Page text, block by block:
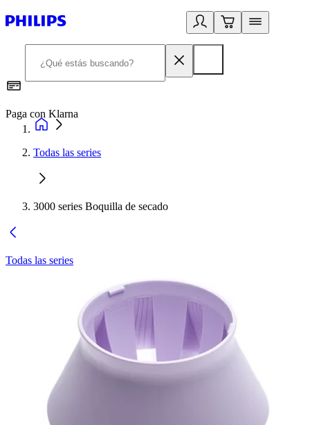
Paga con Klarna
Todas las series
3000 series Boquilla de secado
Todas las series